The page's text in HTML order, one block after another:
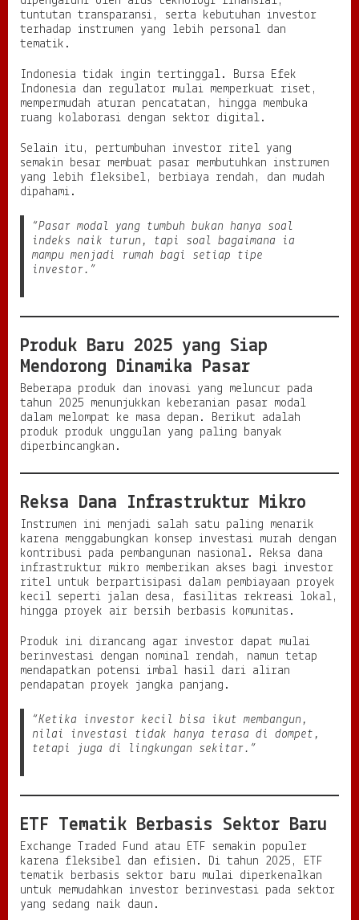
r
u
tuntutan transparansi, serta kebutuhan investor
terhadap instrumen yang lebih personal dan
tematik.
Indonesia tidak ingin tertinggal. Bursa Efek
Indonesia dan regulator mulai memperkuat riset,
mempermudah aturan pencatatan, hingga membuka
ruang kolaborasi dengan sektor digital.
Selain itu, pertumbuhan investor ritel yang
semakin besar membuat pasar membutuhkan instrumen
yang lebih fleksibel, berbiaya rendah, dan mudah
dipahami.
“Pasar modal yang tumbuh bukan hanya soal
indeks naik turun, tapi soal bagaimana ia
mampu menjadi rumah bagi setiap tipe
investor.”
Produk Baru 2025 yang Siap
Mendorong Dinamika Pasar
Beberapa produk dan inovasi yang meluncur pada
tahun 2025 menunjukkan keberanian pasar modal
dalam melompat ke masa depan. Berikut adalah
produk produk unggulan yang paling banyak
diperbincangkan.
Reksa Dana Infrastruktur Mikro
Instrumen ini menjadi salah satu paling menarik
karena menggabungkan konsep investasi murah dengan
kontribusi pada pembangunan nasional. Reksa dana
infrastruktur mikro memberikan akses bagi investor
ritel untuk berpartisipasi dalam pembiayaan proyek
kecil seperti jalan desa, fasilitas rekreasi lokal,
hingga proyek air bersih berbasis komunitas.
Produk ini dirancang agar investor dapat mulai
berinvestasi dengan nominal rendah, namun tetap
mendapatkan potensi imbal hasil dari aliran
pendapatan proyek jangka panjang.
“Ketika investor kecil bisa ikut membangun,
nilai investasi tidak hanya terasa di dompet,
tetapi juga di lingkungan sekitar.”
ETF Tematik Berbasis Sektor Baru
Exchange Traded Fund atau ETF semakin populer
karena fleksibel dan efisien. Di tahun 2025, ETF
tematik berbasis sektor baru mulai diperkenalkan
untuk memudahkan investor berinvestasi pada sektor
yang sedang naik daun.